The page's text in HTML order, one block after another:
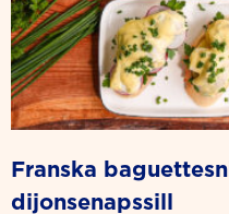
franska baguettesnittar med
dijonsenapssill